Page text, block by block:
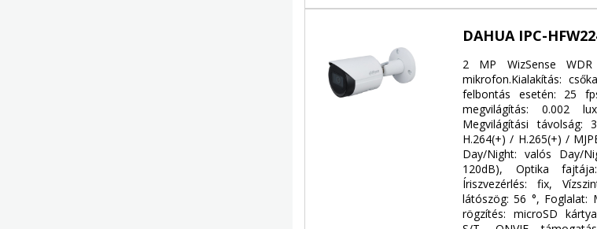
DAHUA IPC-
2 MP WizSense
mikrofon.Kialakítás:
felbontás esetén: 25
megvilágítás: 0.002
Megvilágítási távolság:
H.264(+) / H.265(+) /
Day/Night: valós Day/
120dB), Optika
Íriszvezérlés: fix,
látószög: 56 °, Foglalat:
rögzítés: microSD